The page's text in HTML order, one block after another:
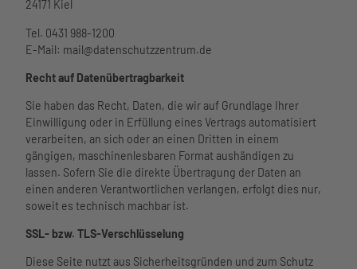
24171 Kiel
Tel. 0431 988-1200
E-Mail: mail@datenschutzzentrum.de
Recht auf Datenübertragbarkeit
Sie haben das Recht, Daten, die wir auf Grundlage Ihrer
Einwilligung oder in Erfüllung eines Vertrags automatisiert
verarbeiten, an sich oder an einen Dritten in einem
gängigen, maschinenlesbaren Format aushändigen zu
lassen. Sofern Sie die direkte Übertragung der Daten an
einen anderen Verantwortlichen verlangen, erfolgt dies nur,
soweit es technisch machbar ist.
SSL- bzw. TLS-Verschlüsselung
Diese Seite nutzt aus Sicherheitsgründen und zum Schutz